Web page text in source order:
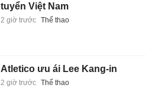
tuyển Việt Nam
2 giờ trước Thể thao
Atletico ưu ái Lee Kang-in
2 giờ trước Thể thao